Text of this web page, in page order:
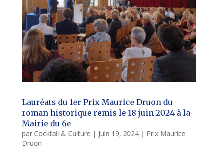
Lauréats du 1er Prix Maurice Druon du
roman historique remis le 18 juin 2024 à la
Mairie du 6e
par Cocktail & Culture | Juin 19, 2024| Prix Maurice
Druon